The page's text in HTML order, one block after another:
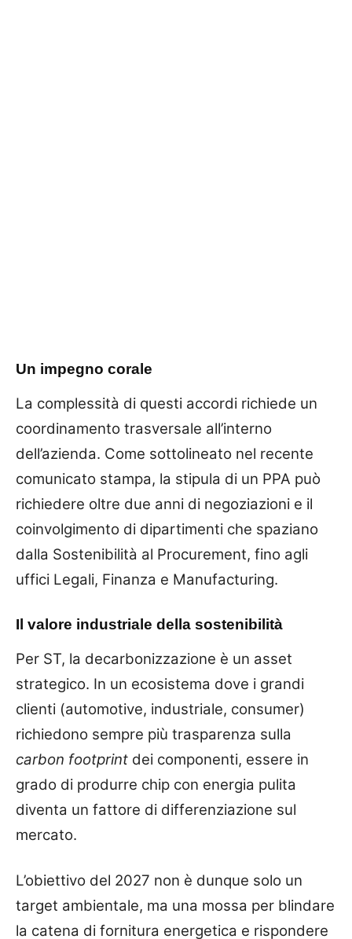
Un impegno corale
La complessità di questi accordi richiede un
coordinamento trasversale all’interno
dell’azienda. Come sottolineato nel recente
comunicato stampa, la stipula di un PPA può
richiedere oltre due anni di negoziazioni e il
coinvolgimento di dipartimenti che spaziano
dalla Sostenibilità al Procurement, fino agli
uffici Legali, Finanza e Manufacturing.
Il valore industriale della sostenibilità
Per ST, la decarbonizzazione è un asset
strategico. In un ecosistema dove i grandi
clienti (automotive, industriale, consumer)
richiedono sempre più trasparenza sulla
carbon footprint dei componenti, essere in
grado di produrre chip con energia pulita
diventa un fattore di differenziazione sul
mercato.
L’obiettivo del 2027 non è dunque solo un
target ambientale, ma una mossa per blindare
la catena di fornitura energetica e rispondere